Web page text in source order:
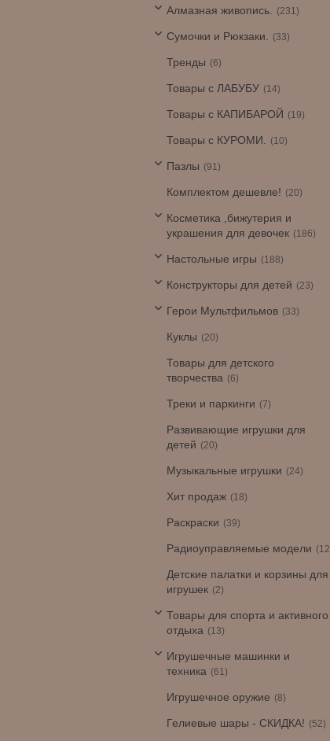
Алмазная живопись. 231
Сумочки и Рюкзаки. 33
Тренды 6
Товары с ЛАБУБУ 14
Товары с КАПИБАРОЙ 19
Товары с КУРОМИ. 10
Пазлы 91
Комплектом дешевле! 20
Косметика ,бижутерия и
украшения для девочек
186
Настольные игры 188
Конструкторы для детей 23
Герои Мультфильмов 33
Куклы 20
Товары для детского
творчества
6
Треки и паркинги 7
Развивающие игрушки для
детей
20
Музыкальные игрушки 24
Хит продаж 18
Раскраски 39
Радиоуправляемые модели 12
Детские палатки и корзины для
игрушек
2
Товары для спорта и активного
отдыха
13
Игрушечные машинки и
техника
61
Игрушечное оружие 8
Гелиевые шары - СКИДКА! 52